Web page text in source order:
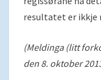
resultatet er ikkje
(Meldinga (litt
den 8. oktober